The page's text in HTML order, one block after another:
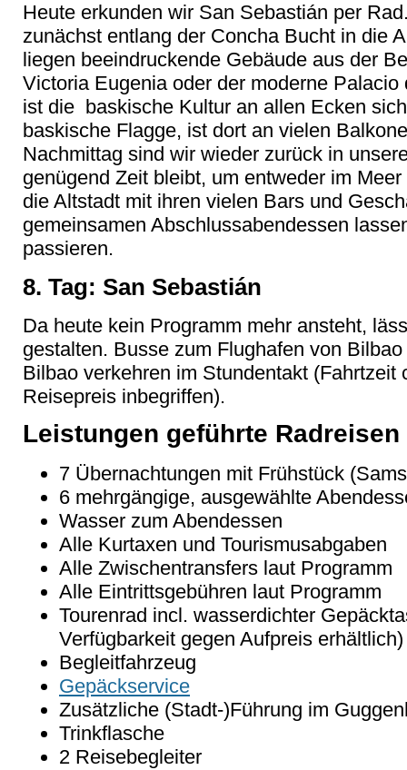
Heute erkunden wir San Sebastián per
zunächst entlang der Concha Bucht in die
liegen beeindruckende Gebäude aus der
Victoria Eugenia oder der moderne
ist die baskische Kultur an allen Ecken
baskische Flagge, ist dort an vielen
Nachmittag sind wir wieder zurück in
genügend Zeit bleibt, um entweder im
die Altstadt mit ihren vielen Bars und
gemeinsamen Abschlussabendessen
passieren.
8. Tag: San Sebastián
Da heute kein Programm mehr ansteht,
gestalten. Busse zum Flughafen von
Bilbao verkehren im Stundentakt (Fahrtzeit
Reisepreis inbegriffen).
Leistungen geführte
7 Übernachtungen mit Frühstück
6 mehrgängige, ausgewählte
Wasser zum Abendessen
Alle Kurtaxen und Tourismusabgaben
Alle Zwischentransfers laut Programm
Alle Eintrittsgebühren laut Programm
Tourenrad incl. wasserdichter
Verfügbarkeit gegen Aufpreis erhältlich)
Begleitfahrzeug
Gepäckservice
Zusätzliche (Stadt-)Führung im
Trinkflasche
2 Reisebegleiter